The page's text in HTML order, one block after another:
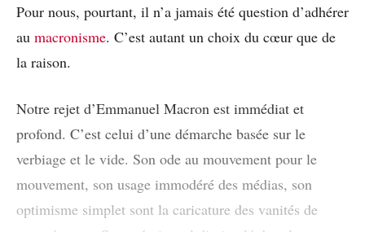
Pour nous, pourtant, il n’a jamais été question d’adhérer
au macronisme. C’est autant un choix du cœur que de
la raison.
Notre rejet d’Emmanuel Macron est immédiat et
profond. C’est celui d’une démarche basée sur le
verbiage et le vide. Son ode au mouvement pour le
mouvement, son usage immodéré des médias, son
optimisme simplet sont la caricature des vanités de